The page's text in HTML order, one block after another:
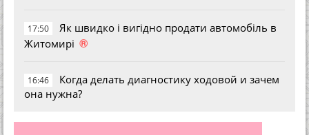
17:50
Як швидко і вигідно продати автомобіль в
Житомирі ®
16:46
Когда делать диагностику ходовой и зачем
она нужна?